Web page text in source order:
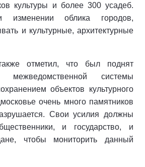
культуры и более 300 усадеб.
изменении облика городов,
и культурные, архитектурные
отметил, что был поднят
межведомственной системы
объектов культурного
очень много памятников
Свои усилия должны
и государство, и
чтобы мониторить данный